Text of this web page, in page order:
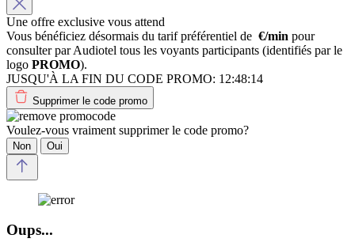
Une offre exclusive vous attend
Vous bénéficiez désormais du tarif préférentiel de €/min pour
consulter par Audiotel tous les voyants participants (identifiés par le
logo PROMO).
JUSQU'À LA FIN DU CODE PROMO: 12:48:14
Supprimer le code promo
Voulez-vous vraiment supprimer le code promo?
Non Oui
Oups...